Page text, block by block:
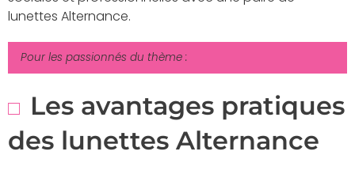
lunettes Alternance.
Pour les passionnés du thème :
Les avantages pratiques
des lunettes Alternance